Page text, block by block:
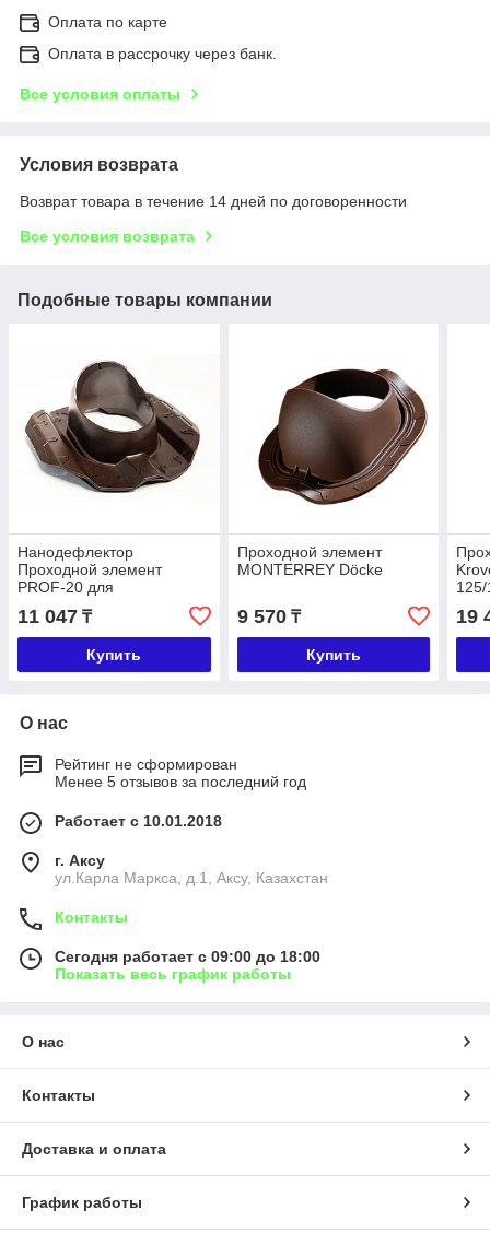
Оплата по карте
Оплата в рассрочку через банк.
Все условия оплаты
Условия возврата
Возврат товара в течение 14 дней по договоренности
Все условия возврата
Подобные товары компании
Нанодефлектор
Проходной элемент
PROF-20 для
металлопрофиля
11 047 ₸
Купить
Проходной элемент
MONTERREY Döcke
9 570₸
Купить
19
О нас
Рейтинг не сформирован
Менее 5 отзывов за последний год
Работает с 10.01.2018
г. Аксу
ул.Карла Маркса, д.1, Аксу, Казахстан
Контакты
Сегодня работает с 09:00 до 18:00
Показать весь график работы
О нас
Контакты
Доставка и оплата
График работы